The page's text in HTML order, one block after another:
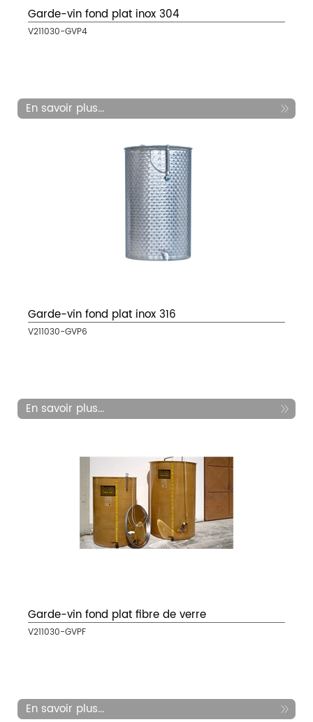
Garde-vin fond plat inox 304
V211030-GVP4
En savoir plus...
Garde-vin fond plat inox 316
V211030-GVP6
En savoir plus...
Garde-vin fond plat fibre de verre
V211030-GVPF
En savoir plus...